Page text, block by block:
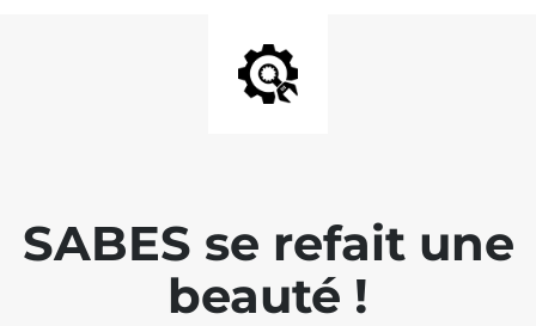
SABES se refait une
beauté !